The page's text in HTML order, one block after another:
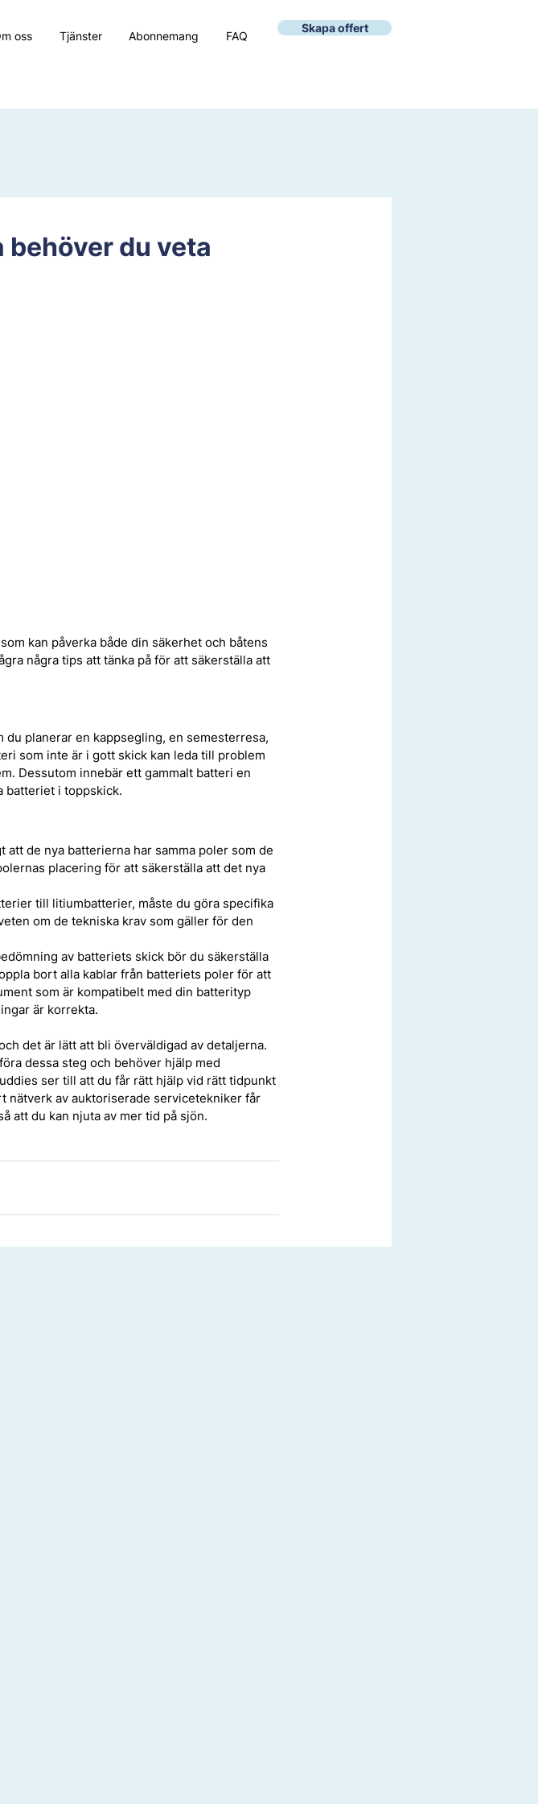
oss Tjänster Abonnemang FAQ
Skapa offert
du veta
kan påverka både din säkerhet och båtens
några tips att tänka på för att säkerställa att
planerar en kappsegling, en semesterresa,
som inte är i gott skick kan leda till problem
Dessutom innebär ett gammalt batteri en
batteriet i toppskick.
att de nya batterierna har samma poler som de
placering för att säkerställa att det nya
till litiumbatterier, måste du göra specifika
om de tekniska krav som gäller för den
av batteriets skick bör du säkerställa
bort alla kablar från batteriets poler för att
som är kompatibelt med din batterityp
är korrekta.
det är lätt att bli överväldigad av detaljerna.
dessa steg och behöver hjälp med
ser till att du får rätt hjälp vid rätt tidpunkt
nätverk av auktoriserade servicetekniker får
att du kan njuta av mer tid på sjön.